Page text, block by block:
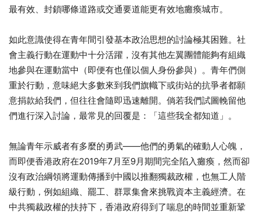
最有效、封鎖哪條道路或交通要道能更有效地癱瘓城市。
如此意識使得在青年間引發基本政治思想的討論極其困難。社
會主義行動在運動中十分活躍，沒有其他左翼團體能夠有組織
地參與在運動當中（即便有也僅以個人身份參與）。青年們側
重於行動，意味絕大多數來到我們旗幟下或街站的抗爭者都願
意捐款給我們，但往往會隨即迅速離開。倘若我們試圖輓留他
們進行深入討論，最常見的回覆是：「這些我全都知道」。
無論青年示威者有多麼的勇武——他們的勇氣的確動人心魄，
而即便香港政府在2019年7月至9月期間完全陷入癱瘓，然而卻
沒有政治綱領將運動傳播到中國以推翻獨裁政權，也無工人階
級行動，例如組織、罷工、群眾集會來挑戰資本主義經濟。在
中共獨裁政權的扶持下，香港政府得到了喘息的時間並重新鞏